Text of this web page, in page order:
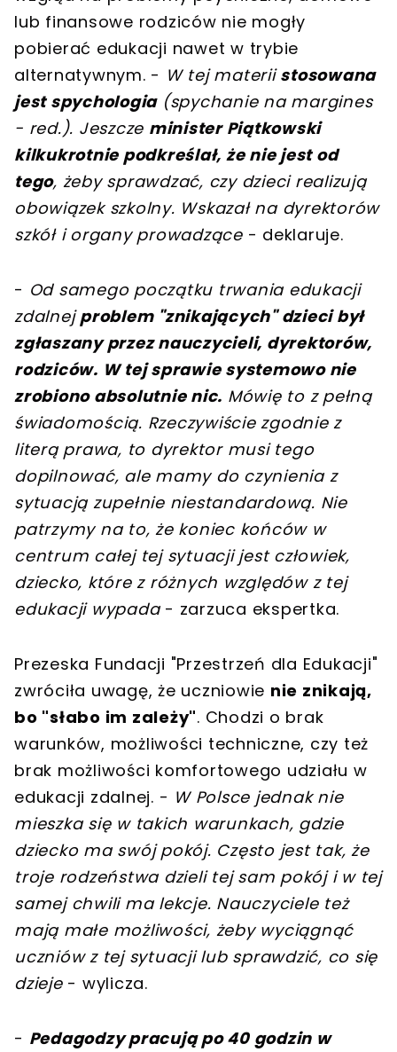
lub finansowe rodziców nie mogły
pobierać edukacji nawet w trybie
alternatywnym. - W tej materiistosowana
jest spychologia(spychanie na margines
- red.). Jeszcze minister Piątkowski
kilkukrotnie podkreślał, że nie jest od
tego, żeby sprawdzać, czy dzieci realizują
obowiązek szkolny. Wskazał na dyrektorów
szkół i organy prowadzące- deklaruje.
- Od samego początku trwania edukacji
zdalnejproblem "znikających" dzieci był
zgłaszany przez nauczycieli, dyrektorów,
rodziców. W tej sprawie systemowo nie
zrobiono absolutnie nic. Mówię to z pełną
świadomością. Rzeczywiście zgodnie z
literą prawa, to dyrektor musi tego
dopilnować, ale mamy do czynienia z
sytuacją zupełnie niestandardową. Nie
patrzymy na to, że koniec końców w
centrum całej tej sytuacji jest człowiek,
dziecko, które z różnych względów z tej
edukacji wypada- zarzuca ekspertka.
Prezeska Fundacji "Przestrzeń dla Edukacji"
zwróciła uwagę, że uczniowie nie znikają,
bo "słabo im zależy". Chodzi o brak
warunków, możliwości techniczne, czy też
brak możliwości komfortowego udziału w
edukacji zdalnej. - W Polsce jednak nie
mieszka się w takich warunkach, gdzie
dziecko ma swój pokój. Często jest tak, że
troje rodzeństwa dzieli tej sam pokój i w tej
samej chwili ma lekcje. Nauczyciele też
mają małe możliwości, żeby wyciągnąć
uczniów z tej sytuacji lub sprawdzić, co się
dzieje- wylicza.
- Pedagodzy pracują po 40 godzin w